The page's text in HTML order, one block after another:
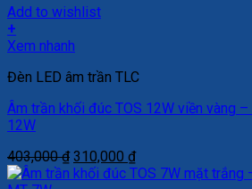
Add to wishlist
+
Xem nhanh
Đèn LED âm trần TLC
Âm trần khối đúc TOS 12W viền vàng –
12W
403,000₫ Giá
gốc
310,000 ₫Giá
hiện